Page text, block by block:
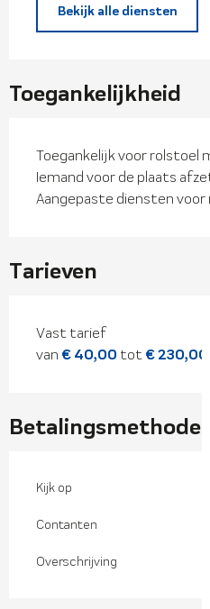
Bekijk alle diensten
Toegankelijkheid
Toegankelijk voor rolstoel
Iemand voor de plaats
Aangepaste diensten
Tarieven
Tarieven 2026
Vast tarief
van € 40,00 tot € 230,00
Betalingsmethoden
Kijk op
Contanten
Overschrijving